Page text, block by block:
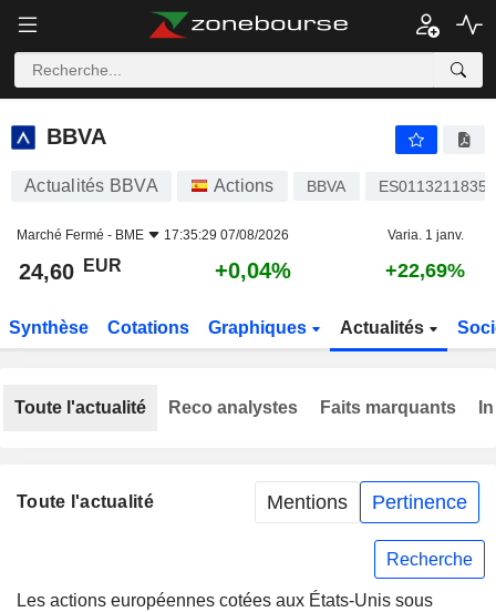
BBVA
BBVA
Actualités BBVA Actions BBVA ES0113211835
Marché Fermé - BME 17:35:29 07/08/2026 Varia. 1 janv.
24,60 EUR +0,04% +22,69%
Synthèse Cotations Graphiques Actualités
Toute l'actualité Mentions Pertinence
Recherche
Les actions européennes cotées aux États-Unis sous
Toute l'actualité Reco analystes Faits marquants